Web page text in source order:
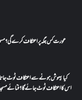
عورت کس جگہ پر اعتکاف کرے
کیا بیہوش ہونے سے اعتکاف ٹوٹ جاتا
اس کا اعتکاف ٹوٹ جائے گا؟فنائے مسجد